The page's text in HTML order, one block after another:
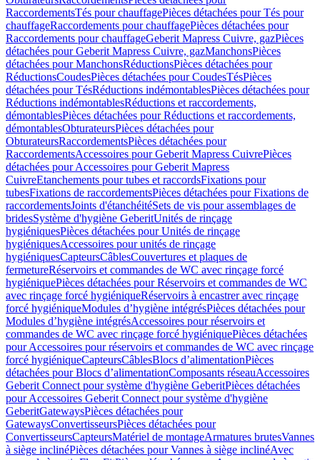
RaccordementsTés pour chauffagePièces détachées pour Tés pour
chauffageRaccordements pour chauffagePièces détachées pour
Raccordements pour chauffageGeberit Mapress Cuivre, gazPièces
détachées pour Geberit Mapress Cuivre, gazManchonsPièces
détachées pour ManchonsRéductionsPièces détachées pour
RéductionsCoudesPièces détachées pour CoudesTésPièces
détachées pour TésRéductions indémontablesPièces détachées pour
Réductions indémontablesRéductions et raccordements,
démontablesPièces détachées pour Réductions et raccordements,
démontablesObturateursPièces détachées pour
ObturateursRaccordementsPièces détachées pour
RaccordementsAccessoires pour Geberit Mapress CuivrePièces
détachées pour Accessoires pour Geberit Mapress
CuivreEtanchements pour tubes et raccordsFixations pour
tubesFixations de raccordementsPièces détachées pour Fixations de
raccordementsJoints d'étanchéitéSets de vis pour assemblages de
bridesSystème d'hygiène GeberitUnités de rinçage
hygiéniquesPièces détachées pour Unités de rinçage
hygiéniquesAccessoires pour unités de rinçage
hygiéniquesCapteursCâblesCouvertures et plaques de
fermetureRéservoirs et commandes de WC avec rinçage forcé
hygiéniquePièces détachées pour Réservoirs et commandes de WC
avec rinçage forcé hygiéniqueRéservoirs à encastrer avec rinçage
forcé hygiéniqueModules d’hygiène intégrésPièces détachées pour
Modules d’hygiène intégrésAccessoires pour réservoirs et
commandes de WC avec rinçage forcé hygiéniquePièces détachées
pour Accessoires pour réservoirs et commandes de WC avec rinçage
forcé hygiéniqueCapteursCâblesBlocs d’alimentationPièces
détachées pour Blocs d’alimentationComposants réseauAccessoires
Geberit Connect pour système d'hygiène GeberitPièces détachées
pour Accessoires Geberit Connect pour système d'hygiène
GeberitGatewaysPièces détachées pour
GatewaysConvertisseursPièces détachées pour
ConvertisseursCapteursMatériel de montageArmatures brutesVannes
à siège inclinéPièces détachées pour Vannes à siège inclinéAvec